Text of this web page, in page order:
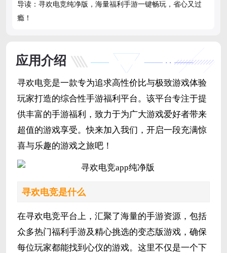
导读：寻欢电竞纯净版，海量福利手游一键畅玩，省心又过
瘾！
应用介绍
寻欢电竞是一款专为追求高性价比与极致游戏体验
玩家打造的综合性手游福利平台。该平台专注于提
供丰富的手游福利，致力于为广大游戏爱好者带来
超值的游戏享受。快来加入我们，开启一段充满惊
喜与乐趣的游戏之旅吧！
寻欢电竞是什么
在寻欢电竞平台上，汇聚了海量的手游资源，包括
众多热门福利手游及精心挑选的变态版游戏，确保
每位玩家都能找到心仪的游戏。这里不仅是一个下